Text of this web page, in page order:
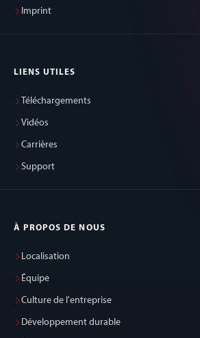
Imprint
LIENS UTILES
Téléchargements
Vidéos
Carrières
Support
À PROPOS DE NOUS
Localisation
Équipe
Culture de l'entreprise
Développement durable